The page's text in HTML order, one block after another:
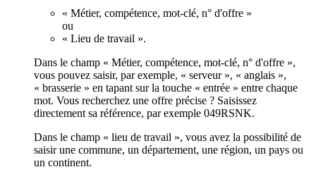
« Métier, compétence, mot-clé, n° d'offre »
ou
« Lieu de travail ».
Dans le champ « Métier, compétence, mot-clé, n° d'offre »,
vous pouvez saisir, par exemple, « serveur », « anglais »,
« brasserie » en tapant sur la touche « entrée » entre chaque
mot. Vous recherchez une offre précise ? Saisissez
directement sa référence, par exemple 049RSNK.
Dans le champ « lieu de travail », vous avez la possibilité de
saisir une commune, un département, une région, un pays ou
un continent.